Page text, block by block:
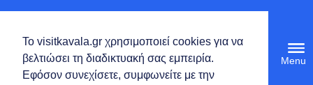
Το visitkavala.gr χρησιμοποιεί cookies για να
βελτιώσει τη διαδικτυακή σας εμπειρία.
Εφόσον συνεχίσετε, συμφωνείτε με την